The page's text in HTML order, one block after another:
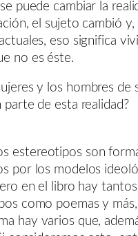
puede cambiar la
el sujeto cambió y,
eso significa
no es éste.
y los hombres de
parte de esta realidad?
estereotipos son
por los modelos
en el libro hay tantos
como poemas y
hay varios que,